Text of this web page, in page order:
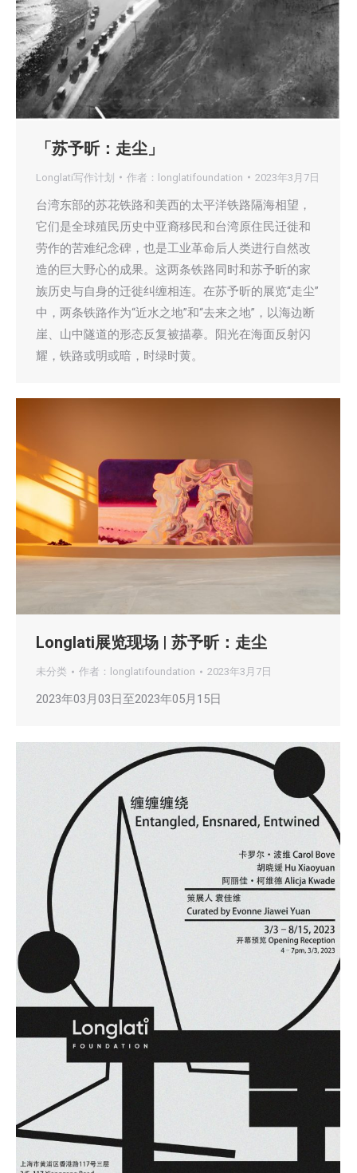
「苏予昕：走尘」
Longlati写作计划 作者： longlatifoundation 2023年3月7日
台湾东部的苏花铁路和美西的太平洋铁路隔海相望，
它们是全球殖民历史中亚裔移民和台湾原住民迁徙和
劳作的苦难纪念碑，也是工业革命后人类进行自然改
造的巨大野心的成果。这两条铁路同时和苏予昕的家
族历史与自身的迁徙纠缠相连。在苏予昕的展览“走尘”
中，两条铁路作为“近水之地”和“去来之地”，以海边断
崖、山中隧道的形态反复被描摹。阳光在海面反射闪
耀，铁路或明或暗，时绿时黄。
Longlati展览现场 | 苏予昕：走尘
未分类 作者： longlatifoundation 2023年3月7日
2023年03月03日至2023年05月15日